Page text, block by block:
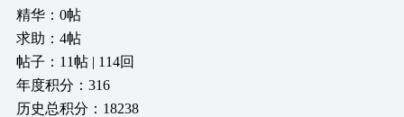
精华：0帖
求助：4帖
帖子：11帖 | 114回
年度积分：316
历史总积分：18238